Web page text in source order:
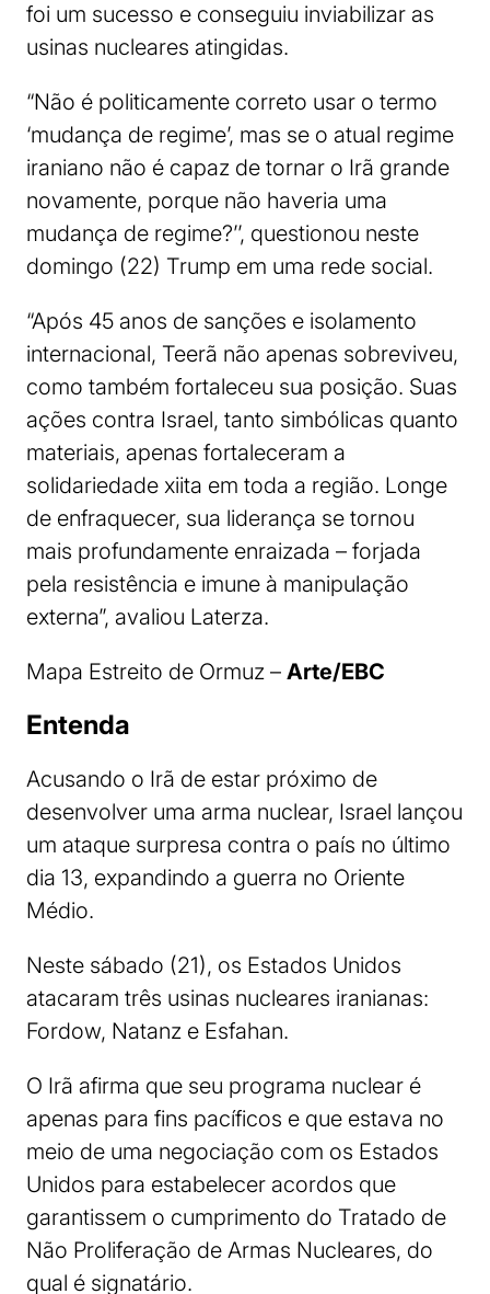
foi um sucesso e conseguiu inviabilizar as
usinas nucleares atingidas.
“Não é politicamente correto usar o termo
‘mudança de regime’, mas se o atual regime
iraniano não é capaz de tornar o Irã grande
novamente, porque não haveria uma
mudança de regime?’’, questionou neste
domingo (22) Trump em uma rede social.
“Após 45 anos de sanções e isolamento
internacional, Teerã não apenas sobreviveu,
como também fortaleceu sua posição. Suas
ações contra Israel, tanto simbólicas quanto
materiais, apenas fortaleceram a
solidariedade xiita em toda a região. Longe
de enfraquecer, sua liderança se tornou
mais profundamente enraizada – forjada
pela resistência e imune à manipulação
externa”, avaliou Laterza.
Mapa Estreito de Ormuz – Arte/EBC
Entenda
Acusando o Irã de estar próximo de
desenvolver uma arma nuclear, Israel lançou
um ataque surpresa contra o país no último
dia 13, expandindo a guerra no Oriente
Médio.
Neste sábado (21), os Estados Unidos
atacaram três usinas nucleares iranianas:
Fordow, Natanz e Esfahan.
O Irã afirma que seu programa nuclear é
apenas para fins pacíficos e que estava no
meio de uma negociação com os Estados
Unidos para estabelecer acordos que
garantissem o cumprimento do Tratado de
Não Proliferação de Armas Nucleares, do
qual é signatário.